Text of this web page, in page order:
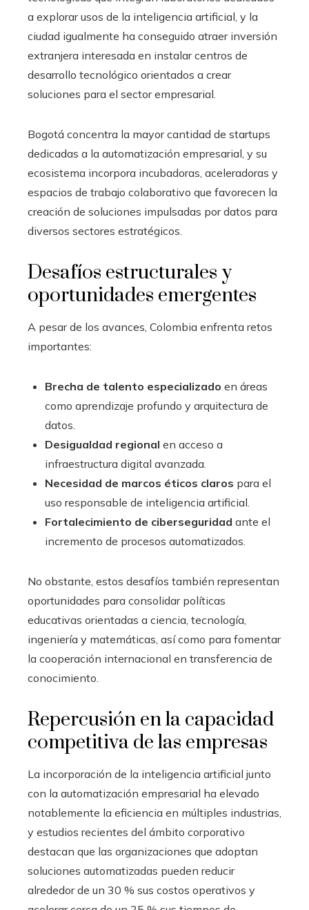
a explorar usos de la inteligencia artificial, y la
ciudad igualmente ha conseguido atraer inversión
extranjera interesada en instalar centros de
desarrollo tecnológico orientados a crear
soluciones para el sector empresarial.
Bogotá concentra la mayor cantidad de startups
dedicadas a la automatización empresarial, y su
ecosistema incorpora incubadoras, aceleradoras y
espacios de trabajo colaborativo que favorecen la
creación de soluciones impulsadas por datos para
diversos sectores estratégicos.
Desafíos estructurales y
oportunidades emergentes
A pesar de los avances, Colombia enfrenta retos
importantes:
Brecha de talento especializado en áreas
como aprendizaje profundo y arquitectura de
datos.
Desigualdad regional en acceso a
infraestructura digital avanzada.
Necesidad de marcos éticos claros para el
uso responsable de inteligencia artificial.
Fortalecimiento de ciberseguridad ante el
incremento de procesos automatizados.
No obstante, estos desafíos también representan
oportunidades para consolidar políticas
educativas orientadas a ciencia, tecnología,
ingeniería y matemáticas, así como para fomentar
la cooperación internacional en transferencia de
conocimiento.
Repercusión en la capacidad
competitiva de las empresas
La incorporación de la inteligencia artificial junto
con la automatización empresarial ha elevado
notablemente la eficiencia en múltiples industrias,
y estudios recientes del ámbito corporativo
destacan que las organizaciones que adoptan
soluciones automatizadas pueden reducir
alrededor de un 30 % sus costos operativos y